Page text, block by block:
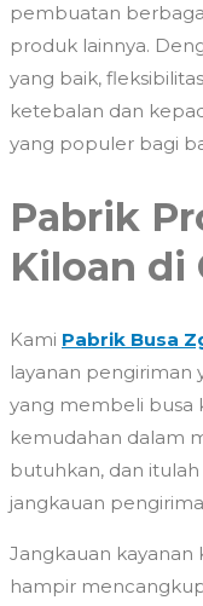
pembuatan
produk lainnya.
yang baik,
ketebalan dan
yang populer bagi
Pabrik
Kiloan di
Kami Pabrik Busa
layanan pengiriman
yang membeli busa
kemudahan dalam
butuhkan, dan
jangkauan
Jangkauan kayanan
hampir